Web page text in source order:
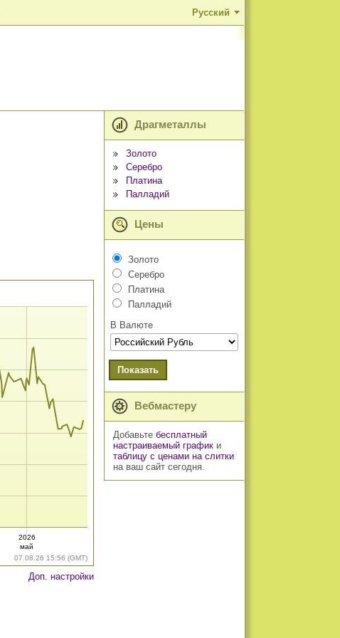
Русский
07.08.26 15:56 (GMT)
2026
май
Доп. настройки
Драгметаллы
Золото
Серебро
Платина
Палладий
Цены
Золото
Серебро
Платина
Палладий
В Валюте
Показать
Вебмастеру
Добавьте бесплатный
настраиваемый графики
таблицу с ценами на слитки
на ваш сайт сегодня.